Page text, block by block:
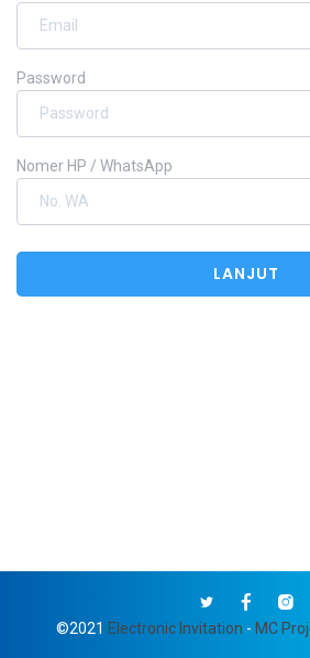
Password
Nomer HP / WhatsApp
©2021 Electronic Invitation - MC